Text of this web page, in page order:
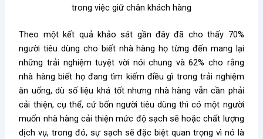
trong việc giữ chân khách hàng
Theo một kết quả khảo sát gần đây đã cho thấy 70%
người tiêu dùng cho biết nhà hàng họ từng đến mang lại
những trải nghiệm tuyệt vời nói chung và 62% cho rằng
nhà hàng biết họ đang tìm kiếm điều gì trong trải nghiệm
ăn uống, dù số liệu khá tốt nhưng nhà hàng vẫn cần phải
cải thiện, cụ thể, cứ bốn người tiêu dùng thì có một người
muốn nhà hàng cải thiện mức độ sạch sẽ hoặc chất lượng
dịch vụ, trong đó, sự sạch sẽ đặc biệt quan trọng vì nó là